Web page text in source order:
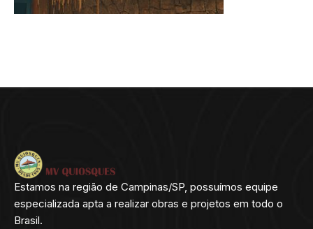
Estamos na região de Campinas/SP, possuímos equipe
especializada apta a realizar obras e projetos em todo o
Brasil.